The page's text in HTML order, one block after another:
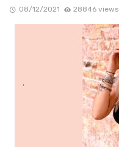
08/12/2021 28846 views